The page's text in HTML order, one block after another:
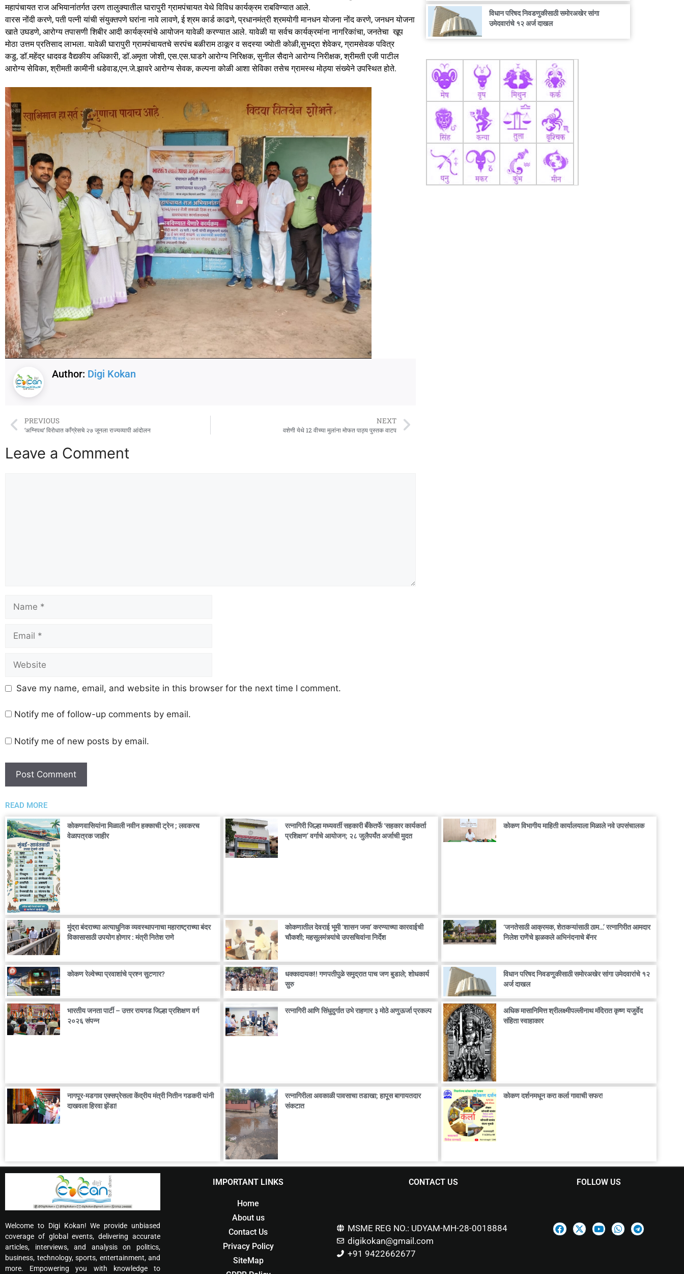
e
b
o
o
k
o
d
o
n
l
e
महापंचायत राज अभियानांतर्गत उरण तालुक्यातील घारापुरी ग्रामपंचायत येथे विविध कार्यक्रम राबविण्यात आले.
वारस नोंदी करणे, पती पत्नी यांची संयुक्तपणे घरांना नावे लावणे, ई श्रम कार्ड काढणे, प्रधानमंत्री श्रमयोगी मानधन योजना नोंद करणे, जनधन योजना
खाते उघडणे, आरोग्य तपासणी शिबीर आदी कार्यक्रमांचे आयोजन यावेळी करण्यात आले. यावेळी या सर्वच कार्यक्रमांना नागरिकांचा, जनतेचा खूप
मोठा उत्तम प्रतिसाद लाभला. यावेळी घारापुरी ग्रामपंचायतचे सरपंच बळीराम ठाकूर व सदस्या ज्योती कोळी,सुभद्रा शेवेकर, ग्रामसेवक पवित्र
कडु, डॉ.महेंद्र धादवड वैद्यकीय अधिकारी, डॉ.अमृता जोशी, एस.एस.घाडगे आरोग्य निरिक्षक, सुनील सैदाने आरोग्य निरीक्षक, श्रीमती एजी पाटील
आरोग्य सेविका, श्रीमती कामीनी धडेवाड,एन.जे.झावरे आरोग्य सेवक, कल्पना कोळी आशा सेविका तसेच ग्रामस्थ मोठ्या संख्येने उपस्थित होते.
Author: Digi Kokan
PREVIOUS
‘अग्निपथ’ विरोधात काँग्रेसचे २७ जूनला राज्यव्यापी आंदोलन
NEXT
वशेणी येथे 12 वीच्या मुलांना मोफत पाठ्य पुस्तक वाटप
Leave a Comment
Save my name, email, and website in this browser for the next time I comment.
Notify me of follow-up comments by email.
Notify me of new posts by email.
विधान परिषद निवडणुकीसाठी समोरअखेर सांगा
उमेदवारांचे १२ अर्ज दाखल
READ MORE
कोकणवासियांना मिळाली नवीन हक्काची ट्रेन ; लवकरच
वेळापत्रक जाहीर
रत्नागिरी जिल्हा मध्यवर्ती सहकारी बँकेतर्फे ‘सहकार कार्यकर्ता
प्रशिक्षण’ वर्गाचे आयोजन; २८ जुलैपर्यंत अर्जाची मुदत
कोकण विभागीय माहिती कार्यालयाला मिळाले नवे उपसंचालक
मुंद्रा बंदराच्या अत्याधुनिक व्यवस्थापनाचा महाराष्ट्राच्या बंदर
विकासासाठी उपयोग होणार : मंत्री नितेश राणे
कोकणातील देवराई भूमी ‘शासन जमा’ करण्याच्या कारवाईची
चौकशी; महसूलमंत्र्यांचे उपसचिवांना निर्देश
‘जनतेसाठी आक्रमक, शेतकऱ्यांसाठी ठाम…’ रत्नागिरीत आमदार
निलेश राणेंचे झळकले अभिनंदनाचे बॅनर
कोकण रेल्वेच्या प्रवाशांचे प्रश्न सुटणार?
धक्कादायक!! गणपतीपुळे समुद्रात पाच जण बुडाले; शोधकार्य
सुरु
विधान परिषद निवडणुकीसाठी समोरअखेर सांगा उमेदवारांचे १२
अर्ज दाखल
भारतीय जनता पार्टी – उत्तर रायगड जिल्हा प्रशिक्षण वर्ग
२०२६ संपन्न
रत्नागिरी आणि सिंधुदुर्गात उभे राहणार ३ मोठे अणुऊर्जा प्रकल्प
अधिक मासानिमित्त श्रीलक्ष्मीपल्लीनाथ मंदिरात कृष्ण यजुर्वेद
संहिता स्वाहाकार
नागपूर-मडगाव एक्सप्रेसला केंद्रीय मंत्री नितीन गडकरी यांनी
दाखवला हिरवा झेंडा!
रत्नागिरीला अवकाळी पावसाचा तडाखा; हापूस बागायतदार
संकटात
कोकण दर्शनमधून करा कर्ला गावाची सफर!
Welcome to Digi Kokan! We provide unbiased
coverage of global events, delivering accurate
articles, interviews, and analysis on politics,
business, technology, sports, entertainment, and
more. Empowering you with knowledge to
IMPORTANT LINKS
Home
About us
Contact Us
Privacy Policy
SiteMap
CONTACT US
MSME REG NO.: UDYAM-MH-28-0018884
digikokan@gmail.com
+91 9422662677
FOLLOW US